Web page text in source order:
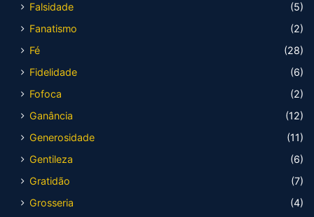
Falsidade
(5)
Fanatismo
(2)
Fé
(28)
Fidelidade
(6)
Fofoca
(2)
Ganância
(12)
Generosidade
(11)
Gentileza
(6)
Gratidão
(7)
Grosseria
(4)